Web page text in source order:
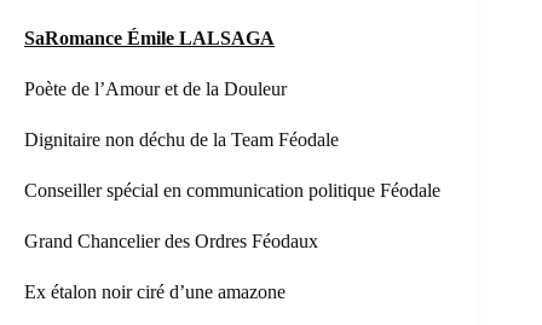
SaRomance Émile LALSAGA
Poète de l’Amour et de la Douleur
Dignitaire non déchu de la Team Féodale
Conseiller spécial en communication politique Féodale
Grand Chancelier des Ordres Féodaux
Ex étalon noir ciré d’une amazone